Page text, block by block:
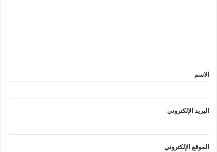
ق
*
الاسم
البريد الإلكتروني
الموقع الإلكتروني